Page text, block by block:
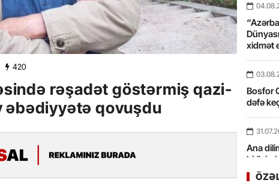
420
rəşadət göstərmiş qazi-
əbədiyyətə qovuşdu
xidmət
Bosfor
dəfə
Ana